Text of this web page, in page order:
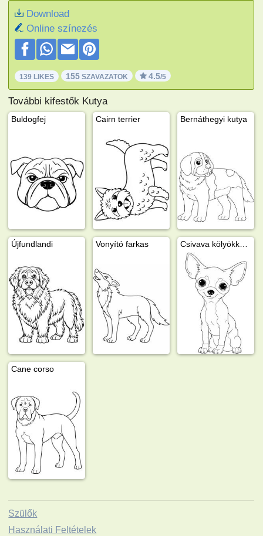
Download
Online színezés
139 LIKES 155 SZAVAZATOK 4.5/5
További kifestők Kutya
Buldogfej Cairn terrier Bernáthegyi kutya
Újfundlandi Vonyító farkas
Cane corso
Szülők
Használati Feltételek